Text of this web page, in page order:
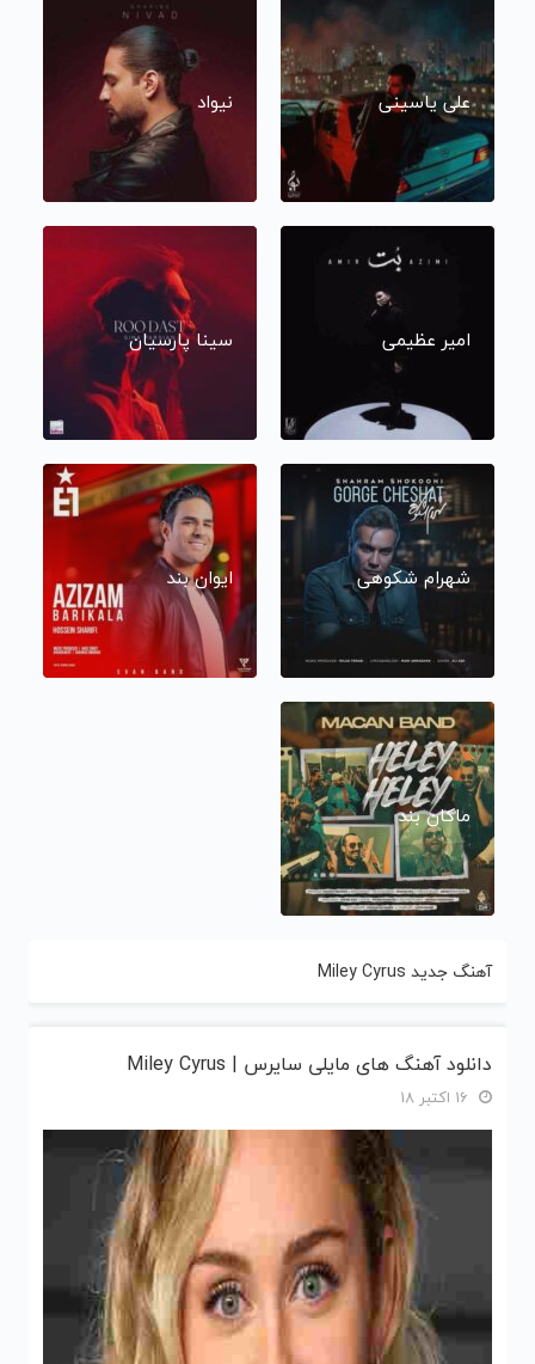
علی یاسینی نیواد
امیر عظیمی سینا پارسیان
شهرام شکوهی ایوان بند
ماکان بند
آهنگ جدید Miley Cyrus
دانلود آهنگ های مایلی سایرس | Miley Cyrus